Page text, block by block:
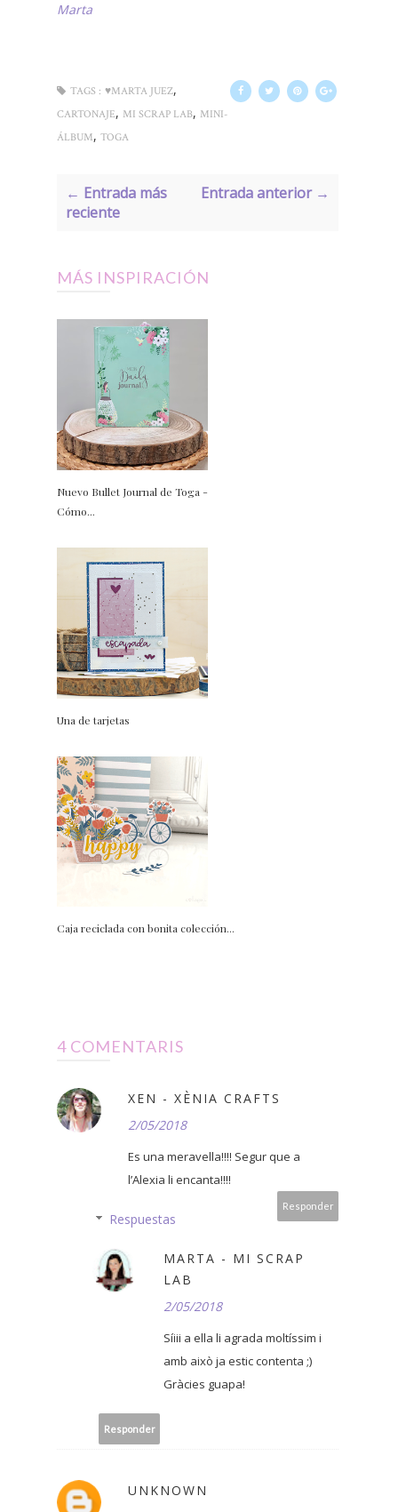
Marta
TAGS : ♥MARTA JUEZ,
CARTONAJE, MI SCRAP LAB, MINI-
ÁLBUM, TOGA
← Entrada más
reciente
Entrada anterior →
MÁS INSPIRACIÓN
Nuevo Bullet Journal de Toga -
Cómo...
Una de tarjetas
Caja reciclada con bonita colección...
4 COMENTARIS
XEN - XÈNIA CRAFTS
2/05/2018
Es una meravella!!!! Segur que a
l’Alexia li encanta!!!!
Responder
Respuestas
MARTA - MI SCRAP
LAB
2/05/2018
Síiii a ella li agrada moltíssim i
amb això ja estic contenta ;)
Gràcies guapa!
Responder
UNKNOWN